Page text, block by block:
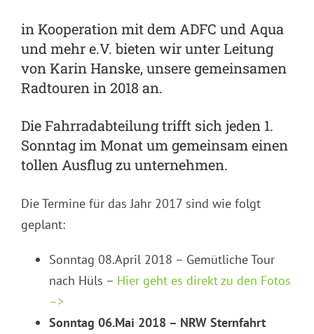
in Kooperation mit dem ADFC und Aqua
und mehr e.V. bieten wir unter Leitung
von Karin Hanske, unsere gemeinsamen
Radtouren in 2018 an.
Die Fahrradabteilung trifft sich jeden 1.
Sonntag im Monat um gemeinsam einen
tollen Ausflug zu unternehmen.
Die Termine für das Jahr 2017 sind wie folgt
geplant:
Sonntag 08.April 2018 – Gemütliche Tour
nach Hüls – Hier geht es direkt zu den Fotos
–>
Sonntag 06.Mai 2018 – NRW Sternfahrt